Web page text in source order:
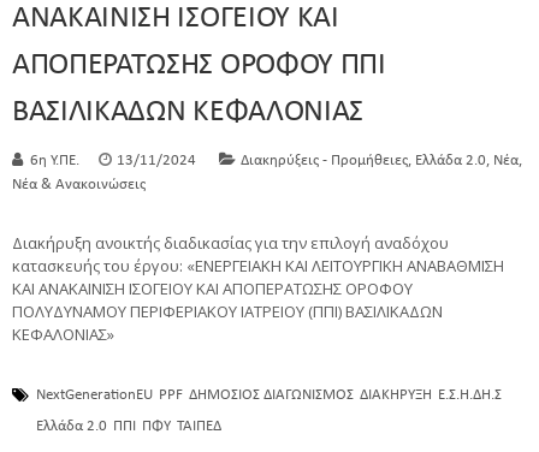
ΑΝΑΚΑΙΝΙΣΗ ΙΣΟΓΕΙΟΥ ΚΑΙ
ΑΠΟΠΕΡΑΤΩΣΗΣ ΟΡΟΦΟΥ ΠΠΙ
ΒΑΣΙΛΙΚΑΔΩΝ ΚΕΦΑΛΟΝΙΑΣ
6η Υ.ΠΕ. 13/11/2024 Διακηρύξεις - Προμήθειες, Ελλάδα 2.0, Νέα,
Νέα & Ανακοινώσεις
Διακήρυξη ανοικτής διαδικασίας για την επιλογή αναδόχου
κατασκευής του έργου: «ΕΝΕΡΓΕΙΑΚΗ ΚΑΙ ΛΕΙΤΟΥΡΓΙΚΗ ΑΝΑΒΑΘΜΙΣΗ
ΚΑΙ ΑΝΑΚΑΙΝΙΣΗ ΙΣΟΓΕΙΟΥ ΚΑΙ ΑΠΟΠΕΡΑΤΩΣΗΣ ΟΡΟΦΟΥ
ΠΟΛΥΔΥΝΑΜΟΥ ΠΕΡΙΦΕΡΙΑΚΟΥ ΙΑΤΡΕΙΟΥ (ΠΠΙ) ΒΑΣΙΛΙΚΑΔΩΝ
ΚΕΦΑΛΟΝΙΑΣ»
NextGenerationEU PPF ΔΗΜΟΣΙΟΣ ΔΙΑΓΩΝΙΣΜΟΣ ΔΙΑΚΗΡΥΞΗ Ε.Σ.Η.ΔΗ.Σ
Ελλάδα 2.0 ΠΠΙ ΠΦΥ ΤΑΙΠΕΔ